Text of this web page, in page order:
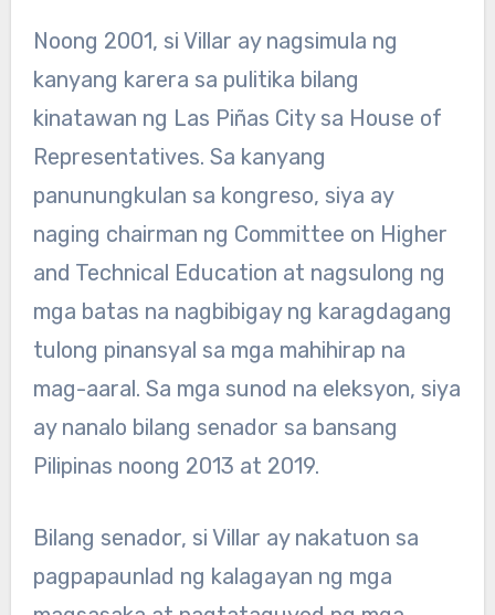
Noong 2001, si Villar ay nagsimula ng
kanyang karera sa pulitika bilang
kinatawan ng Las Piñas City sa House of
Representatives. Sa kanyang
panunungkulan sa kongreso, siya ay
naging chairman ng Committee on Higher
and Technical Education at nagsulong ng
mga batas na nagbibigay ng karagdagang
tulong pinansyal sa mga mahihirap na
mag-aaral. Sa mga sunod na eleksyon, siya
ay nanalo bilang senador sa bansang
Pilipinas noong 2013 at 2019.
Bilang senador, si Villar ay nakatuon sa
pagpapaunlad ng kalagayan ng mga